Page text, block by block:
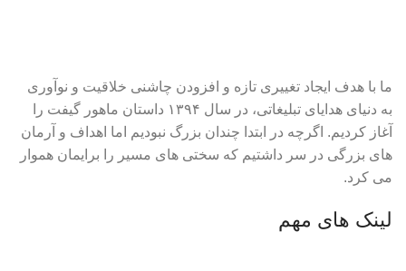
ما با هدف ایجاد تغییری تازه و افزودن چاشنی خلاقیت و نوآوری
به دنیای هدایای تبلیغاتی، در سال ۱۳۹۴ داستان ماهور گیفت را
آغاز کردیم. اگرچه در ابتدا چندان بزرگ نبودیم اما اهداف و آرمان
های بزرگی در سر داشتیم که سختی های مسیر را برایمان هموار
می کرد.
لینک های مهم